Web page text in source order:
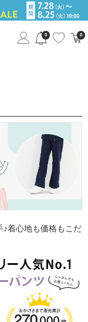
0 0
着心地も価格もこだ